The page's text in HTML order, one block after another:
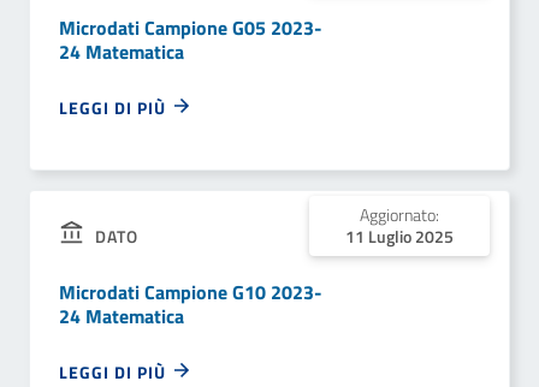
Microdati Campione G05 2023-
24 Matematica
LEGGI DI PIÙ
DATO
Aggiornato:
11 Luglio 2025
Microdati Campione G10 2023-
24 Matematica
LEGGI DI PIÙ